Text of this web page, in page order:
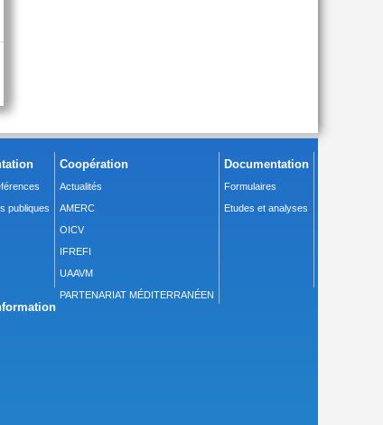
publiques
Coopération
Actualités
AMERC
OICV
IFREFI
UAAVM
PARTENARIAT MÉDITERRANÉEN
Documentation
Formulaires
Etudes et analyses